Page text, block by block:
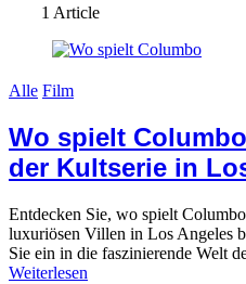
1 Article
Alle Film
Wo spielt
der Kultserie in
Entdecken Sie, wo spielt
luxuriösen Villen in Los Angeles
Sie ein in die faszinierende Welt
Weiterlesen